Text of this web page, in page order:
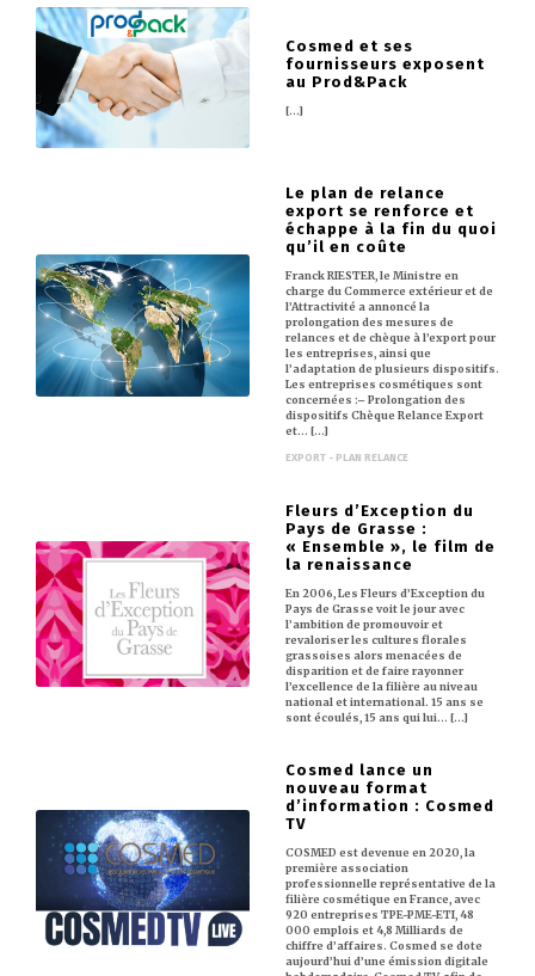
Cosmed et ses
fournisseurs exposent
au Prod&Pack
[...]
Le plan de relance
export se renforce et
échappe à la fin du quoi
qu’il en coûte
Franck RIESTER, le Ministre en
charge du Commerce extérieur et de
l’Attractivité a annoncé la
prolongation des mesures de
relances et de chèque à l’export pour
les entreprises, ainsi que
l’adaptation de plusieurs dispositifs.
Les entreprises cosmétiques sont
concernées :– Prolongation des
dispositifs Chèque Relance Export
et… [...]
EXPORT - PLAN RELANCE
Fleurs d’Exception du
Pays de Grasse :
« Ensemble », le film de
la renaissance
En 2006, Les Fleurs d’Exception du
Pays de Grasse voit le jour avec
l’ambition de promouvoir et
revaloriser les cultures florales
grassoises alors menacées de
disparition et de faire rayonner
l’excellence de la filière au niveau
national et international. 15 ans se
sont écoulés, 15 ans qui lui… [...]
Cosmed lance un
nouveau format
d’information : Cosmed
TV
COSMED est devenue en 2020, la
première association
professionnelle représentative de la
filière cosmétique en France, avec
920 entreprises TPE-PME-ETI, 48
000 emplois et 4,8 Milliards de
chiffre d’affaires. Cosmed se dote
aujourd’hui d’une émission digitale